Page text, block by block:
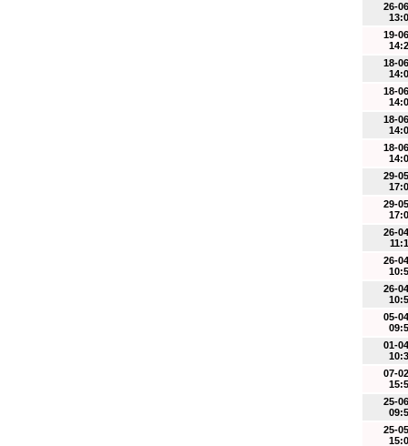
26-
19-
18-
18-
18-
18-
29-
29-
26-
26-
26-
05-
01-
07-
25-
25-